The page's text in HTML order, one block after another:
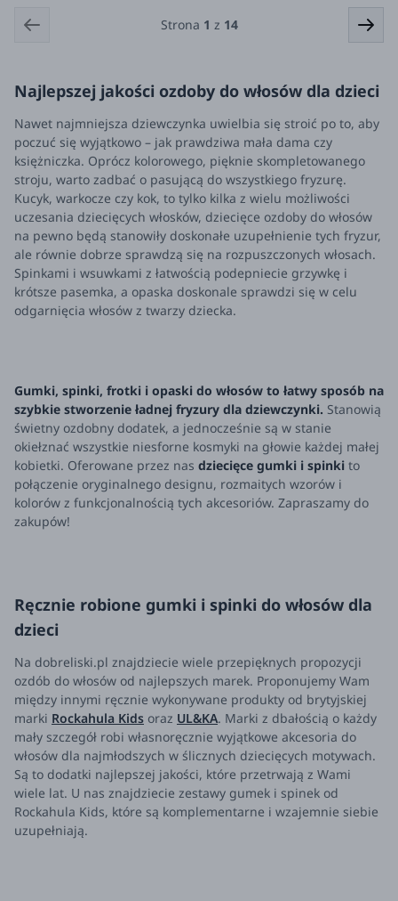
Strona 1 z 14
Najlepszej jakości ozdoby do włosów dla dzieci
Nawet najmniejsza dziewczynka uwielbia się stroić po to, aby
poczuć się wyjątkowo – jak prawdziwa mała dama czy
księżniczka. Oprócz kolorowego, pięknie skompletowanego
stroju, warto zadbać o pasującą do wszystkiego fryzurę.
Kucyk, warkocze czy kok, to tylko kilka z wielu możliwości
uczesania dziecięcych włosków, dziecięce ozdoby do włosów
na pewno będą stanowiły doskonałe uzupełnienie tych fryzur,
ale równie dobrze sprawdzą się na rozpuszczonych włosach.
Spinkami i wsuwkami z łatwością podepniecie grzywkę i
krótsze pasemka, a opaska doskonale sprawdzi się w celu
odgarnięcia włosów z twarzy dziecka.
Gumki, spinki, frotki i opaski do włosów to łatwy sposób na
szybkie stworzenie ładnej fryzury dla dziewczynki. Stanowią
świetny ozdobny dodatek, a jednocześnie są w stanie
okiełznać wszystkie niesforne kosmyki na głowie każdej małej
kobietki. Oferowane przez nas dziecięce gumki i spinki to
połączenie oryginalnego designu, rozmaitych wzorów i
kolorów z funkcjonalnością tych akcesoriów. Zapraszamy do
zakupów!
Ręcznie robione gumki i spinki do włosów dla
dzieci
Na dobreliski.pl znajdziecie wiele przepięknych propozycji
ozdób do włosów od najlepszych marek. Proponujemy Wam
między innymi ręcznie wykonywane produkty od brytyjskiej
marki Rockahula Kids oraz UL&KA. Marki z dbałością o każdy
mały szczegół robi własnoręcznie wyjątkowe akcesoria do
włosów dla najmłodszych w ślicznych dziecięcych motywach.
Są to dodatki najlepszej jakości, które przetrwają z Wami
wiele lat. U nas znajdziecie zestawy gumek i spinek od
Rockahula Kids, które są komplementarne i wzajemnie siebie
uzupełniają.